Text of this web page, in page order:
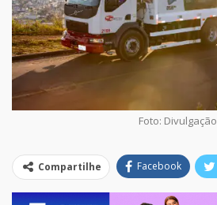
Foto: Divulgação
Compartilhe Facebook